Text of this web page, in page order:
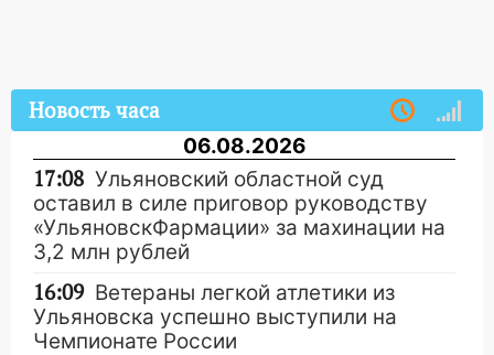
Новость часа
06.08.2026
17:08 Ульяновский областной суд
оставил в силе приговор руководству
«УльяновскФармации» за махинации на
3,2 млн рублей
16:09 Ветераны легкой атлетики из
Ульяновска успешно выступили на
Чемпионате России